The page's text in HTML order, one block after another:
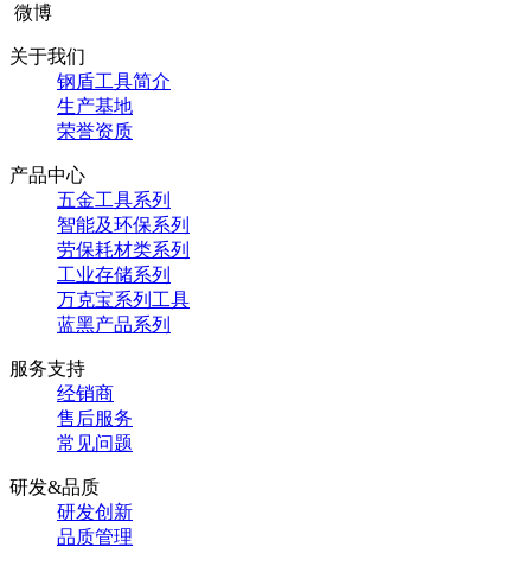
微博
关于我们
钢盾工具简介
生产基地
荣誉资质
产品中心
五金工具系列
智能及环保系列
劳保耗材类系列
工业存储系列
万克宝系列工具
蓝黑产品系列
服务支持
经销商
售后服务
常见问题
研发&品质
研发创新
品质管理